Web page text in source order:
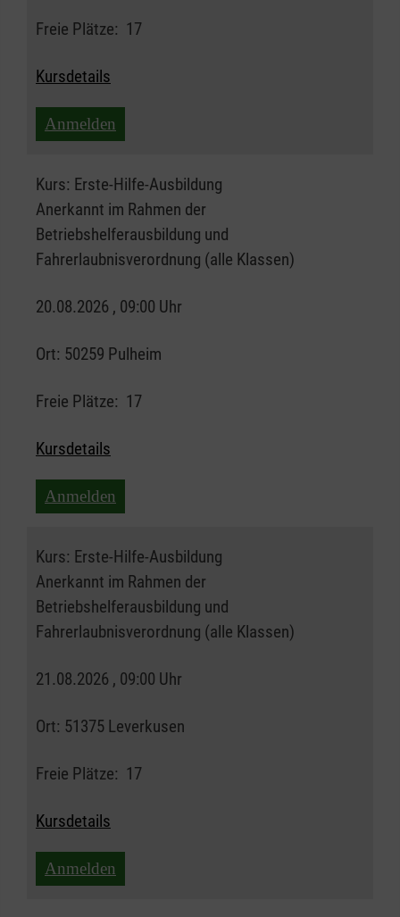
Freie Plätze: 17
Kursdetails
Anmelden
Kurs: Erste-Hilfe-Ausbildung
Anerkannt im Rahmen der
Betriebshelferausbildung und
Fahrerlaubnisverordnung (alle Klassen)
20.08.2026 , 09:00 Uhr
Ort: 50259 Pulheim
Freie Plätze: 17
Kursdetails
Anmelden
Kurs: Erste-Hilfe-Ausbildung
Anerkannt im Rahmen der
Betriebshelferausbildung und
Fahrerlaubnisverordnung (alle Klassen)
21.08.2026 , 09:00 Uhr
Ort: 51375 Leverkusen
Freie Plätze: 17
Kursdetails
Anmelden